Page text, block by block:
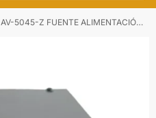
AV-5045-Z FUENTE ALIMENTACIÓN CONMUTADA 45A 12V 24V